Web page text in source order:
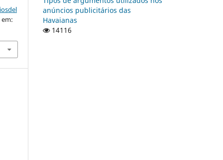
em:
anúncios publicitários das
Havaianas
14116